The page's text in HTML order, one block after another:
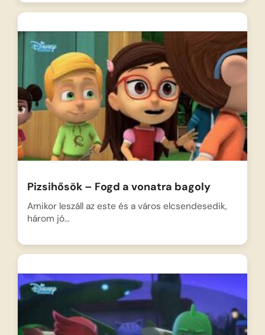
Pizsihősök – Fogd a vonatra bagoly
Amikor leszáll az este és a város elcsendesedik,
három jó…